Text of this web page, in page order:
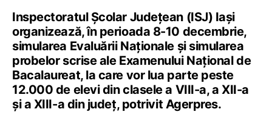
Inspectoratul Şcolar Judeţean (ISJ) Iaşi
organizează, în perioada 8-10 decembrie,
simularea Evaluării Naţionale şi simularea
probelor scrise ale Examenului Naţional de
Bacalaureat, la care vor lua parte peste
12.000 de elevi din clasele a VIII-a, a XII-a
şi a XIII-a din judeţ, potrivit Agerpres.